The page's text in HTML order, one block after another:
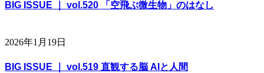
BIG ISSUE ｜ vol.520 「空飛ぶ微生物」のはなし
2026年1月19日
BIG ISSUE ｜ vol.519 直観する脳 AIと人間